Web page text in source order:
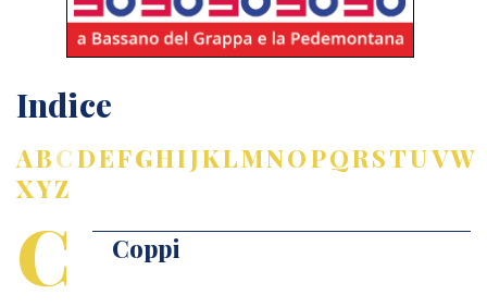
Indice
ABCDEFGHIJKLMNOPQRSTUVW
XYZ
C Coppi